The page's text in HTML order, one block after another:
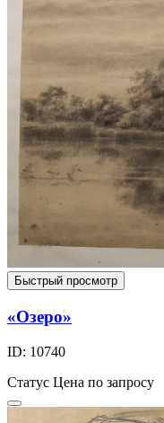
Быстрый просмотр
«Озеро»
ID: 10740
Статус Цена по запросу